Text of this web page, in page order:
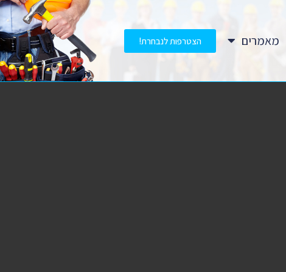
מאמרים הצטרפות לנבחרת!